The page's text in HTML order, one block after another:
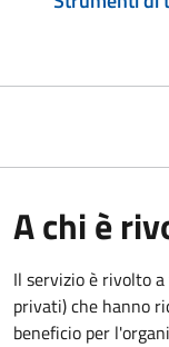
A chi è
Il servizio è rivolto
privati) che hanno
beneficio per